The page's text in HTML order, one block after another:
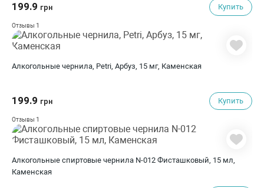
199.9 грн Купить
Отзывы 1
Алкогольные чернила, Petri, Арбуз, 15 мг, Каменская
199.9 грн Купить
Отзывы 1
Алкогольные спиртовые чернила N-012 Фисташковый, 15 мл,
Каменская